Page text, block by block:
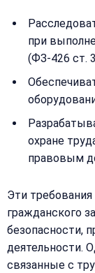
при
(ФЗ-426 ст.
охране
правовым
Эти
гражданского
безопасности,
деятельности.
связанные с